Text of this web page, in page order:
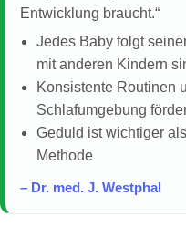
Entwicklung braucht.“
Jedes Baby folgt
mit anderen Kindern
Konsistente Routinen
Schlafumgebung
Geduld ist wichtiger
Methode
– Dr. med. J. Westphal